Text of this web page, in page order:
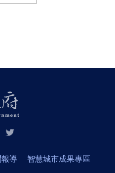
導 智慧城市成果專區